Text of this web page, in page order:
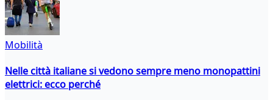
Mobilità
Nelle città italiane si vedono sempre meno monopattini
elettrici: ecco perché